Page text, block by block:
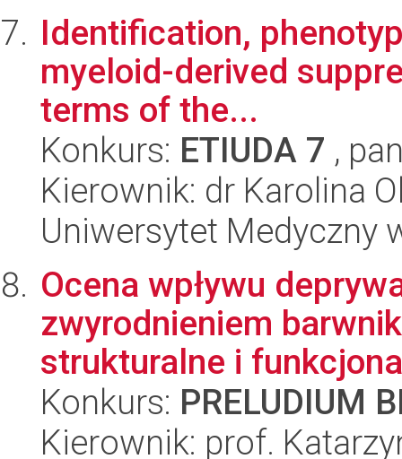
Identification,
myeloid-derived
terms of the...
Konkurs: ETIUDA 7 ,
Kierownik: dr Karolina
Uniwersytet Medyczny
Ocena wpływu
zwyrodnieniem
strukturalne i
Konkurs: PRELUDIUM
Kierownik: prof.